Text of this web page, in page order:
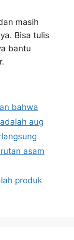
masih
Bisa tulis
bantu
bahwa
aug
asam
produk